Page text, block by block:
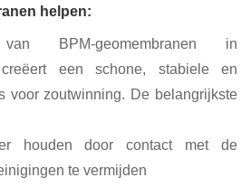
helpen:
BPM-geomembranen in
creëert een schone, stabiele en
voor zoutwinning. De belangrijkste
houden door contact met de
te vermijden